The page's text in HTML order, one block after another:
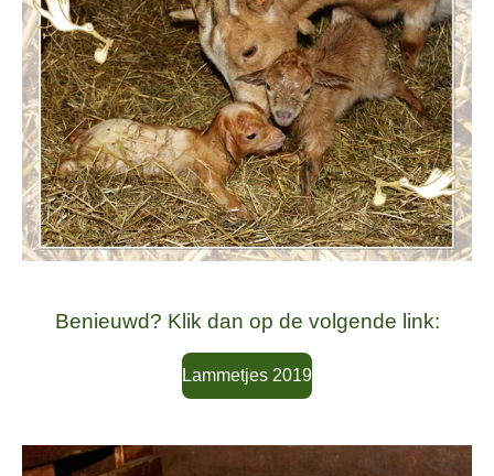
Benieuwd? Klik dan op de volgende link:
Lammetjes 2019